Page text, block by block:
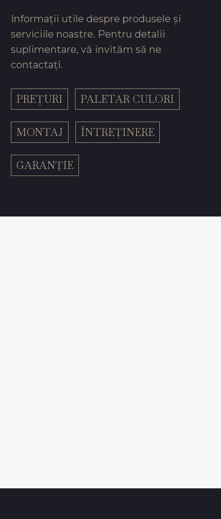
Informații utile despre produsele și
serviciile noastre. Pentru detalii
suplimentare, vă invităm să ne
contactați.
PREȚURI PALETAR CULORI
MONTAJ ÎNTREȚINERE
GARANȚIE